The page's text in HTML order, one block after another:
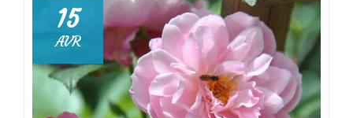
viticella:
faciles
et
florifères
15
AVR